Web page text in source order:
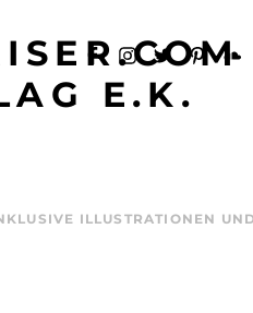
E.K.
ILLUSTRATIONEN